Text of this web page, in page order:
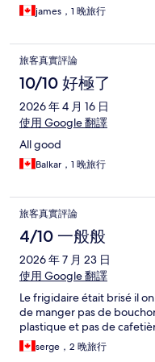
james，1 晚旅行
旅客真實評論
10/10 好極了
2026 年 4 月 16 日
使用 Google 翻譯
All good
Balkar，1 晚旅行
旅客真實評論
4/10 一般般
2026 年 7 月 23 日
使用 Google 翻譯
Le frigidaire était brisé il
de manger pas de
plastique et pas de
serge，2 晚旅行